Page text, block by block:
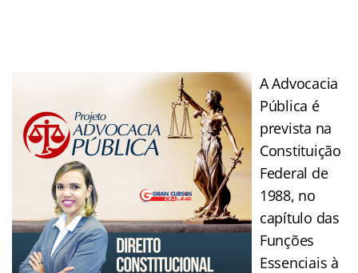
A Advocacia
Pública é
prevista na
Constituição
Federal de
1988, no
capítulo das
Funções
Essenciais à